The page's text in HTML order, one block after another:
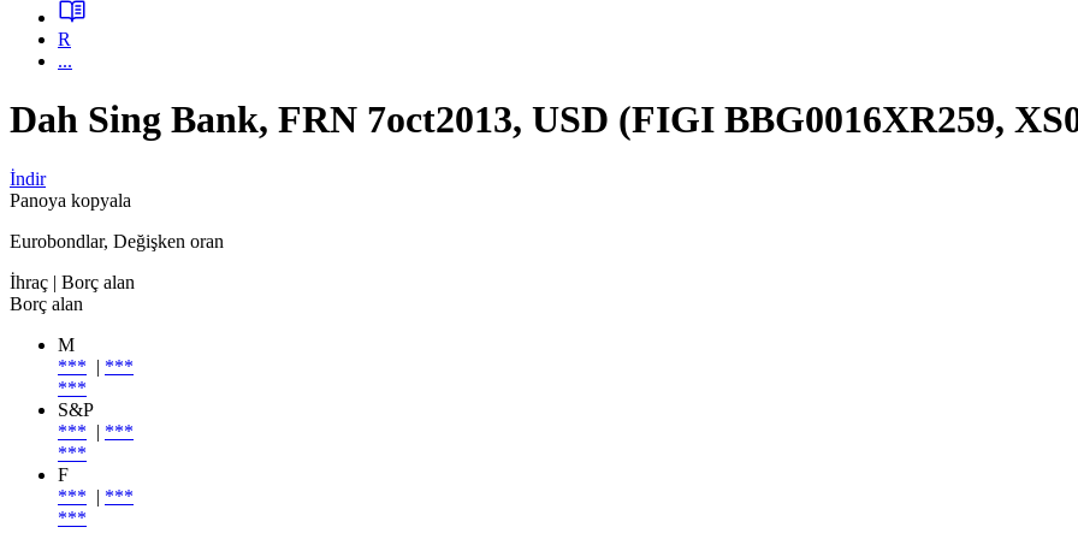
R
...
Dah Sing Bank, FRN 7oct2013, USD (FIGI BBG0016XR259,
İndir
Panoya kopyala
Eurobondlar, Değişken oran
İhraç | Borç alan
Borç alan
M
*** | ***
***
S&P
*** | ***
***
F
*** | ***
***